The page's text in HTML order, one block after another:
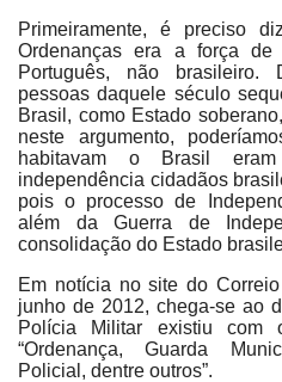
Primeiramente, é preciso
Ordenanças era a força
Português, não brasileiro.
pessoas daquele século
Brasil, como Estado
neste argumento,
habitavam o Brasil
independência cidadãos
pois o processo de
além da Guerra de
consolidação do Estado
Em notícia no site do
junho de 2012, chega-se ao
Polícia Militar existiu com
“Ordenança, Guarda
Policial, dentre outros”.